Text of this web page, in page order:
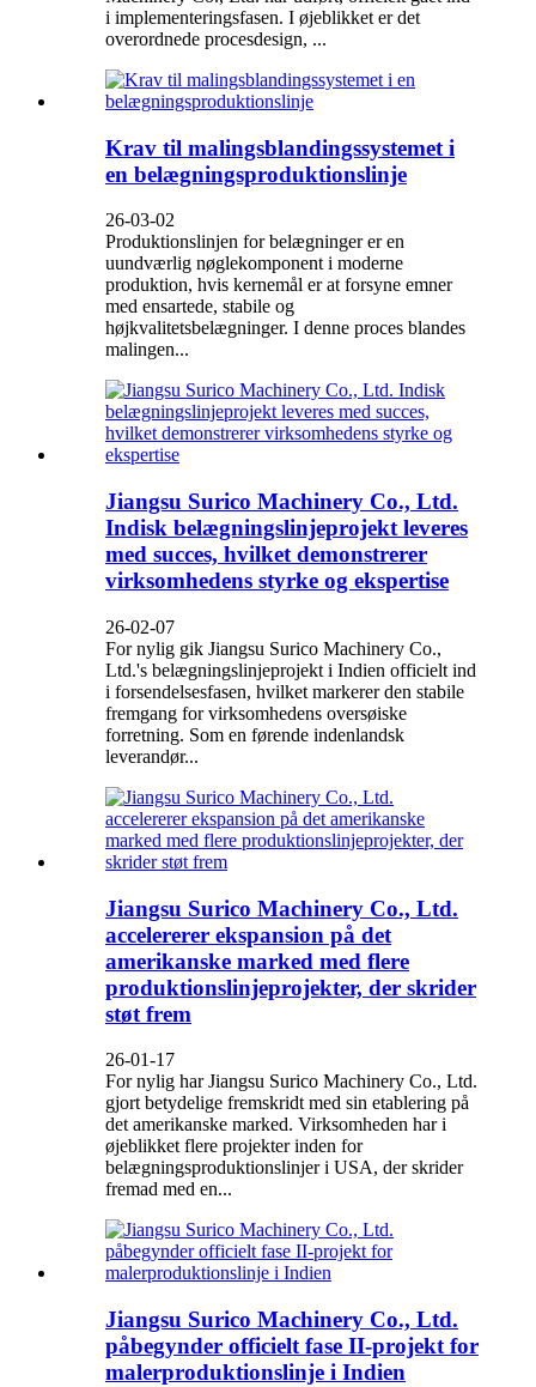
i implementeringsfasen. I øjeblikket er det
overordnede procesdesign, ...
Krav til malingsblandingssystemet i
en belægningsproduktionslinje
26-03-02
Produktionslinjen for belægninger er en
uundværlig nøglekomponent i moderne
produktion, hvis kernemål er at forsyne emner
med ensartede, stabile og
højkvalitetsbelægninger. I denne proces blandes
malingen...
Jiangsu Surico Machinery Co., Ltd.
Indisk belægningslinjeprojekt leveres
med succes, hvilket demonstrerer
virksomhedens styrke og ekspertise
26-02-07
For nylig gik Jiangsu Surico Machinery Co.,
Ltd.'s belægningslinjeprojekt i Indien officielt ind
i forsendelsesfasen, hvilket markerer den stabile
fremgang for virksomhedens oversøiske
forretning. Som en førende indenlandsk
leverandør...
Jiangsu Surico Machinery Co., Ltd.
accelererer ekspansion på det
amerikanske marked med flere
produktionslinjeprojekter, der skrider
støt frem
26-01-17
For nylig har Jiangsu Surico Machinery Co., Ltd.
gjort betydelige fremskridt med sin etablering på
det amerikanske marked. Virksomheden har i
øjeblikket flere projekter inden for
belægningsproduktionslinjer i USA, der skrider
fremad med en...
Jiangsu Surico Machinery Co., Ltd.
påbegynder officielt fase II-projekt for
malerproduktionslinje i Indien